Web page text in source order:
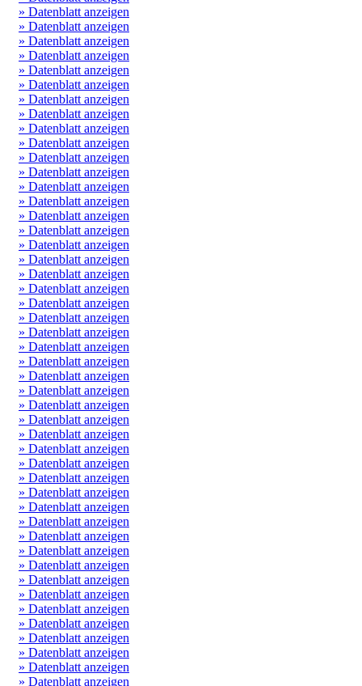
» Datenblatt anzeigen
» Datenblatt anzeigen
» Datenblatt anzeigen
» Datenblatt anzeigen
» Datenblatt anzeigen
» Datenblatt anzeigen
» Datenblatt anzeigen
» Datenblatt anzeigen
» Datenblatt anzeigen
» Datenblatt anzeigen
» Datenblatt anzeigen
» Datenblatt anzeigen
» Datenblatt anzeigen
» Datenblatt anzeigen
» Datenblatt anzeigen
» Datenblatt anzeigen
» Datenblatt anzeigen
» Datenblatt anzeigen
» Datenblatt anzeigen
» Datenblatt anzeigen
» Datenblatt anzeigen
» Datenblatt anzeigen
» Datenblatt anzeigen
» Datenblatt anzeigen
» Datenblatt anzeigen
» Datenblatt anzeigen
» Datenblatt anzeigen
» Datenblatt anzeigen
» Datenblatt anzeigen
» Datenblatt anzeigen
» Datenblatt anzeigen
» Datenblatt anzeigen
» Datenblatt anzeigen
» Datenblatt anzeigen
» Datenblatt anzeigen
» Datenblatt anzeigen
» Datenblatt anzeigen
» Datenblatt anzeigen
» Datenblatt anzeigen
» Datenblatt anzeigen
» Datenblatt anzeigen
» Datenblatt anzeigen
» Datenblatt anzeigen
» Datenblatt anzeigen
» Datenblatt anzeigen
» Datenblatt anzeigen
» Datenblatt anzeigen